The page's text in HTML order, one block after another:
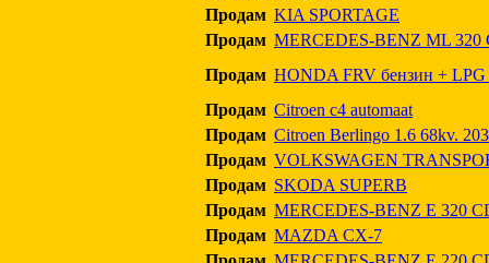
Продам KIA SPORTAGE
Продам MERCEDES-BENZ ML 320
Продам HONDA FRV бензин + LPG
Продам Citroen c4 automaat
Продам Citroen Berlingo 1.6 68kv.
Продам VOLKSWAGEN
Продам SKODA SUPERB
Продам MERCEDES-BENZ E 320
Продам MAZDA CX-7